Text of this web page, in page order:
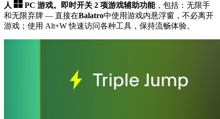
人
PC 游戏。 即时开关 2 项游戏辅助功能，包括：无限手
和无限弃牌 — 直接在Balatro中使用游戏内悬浮窗，不必离开
游戏；使用 Alt+W 快速访问各种工具，保持流畅体验。